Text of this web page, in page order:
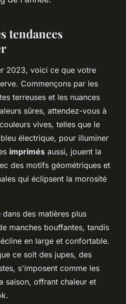
tendances
2023, voici ce que votre
Commençons par les
terreuses et les nuances
sûres, attendez-vous à
vives, telles que le
électrique, pour illuminer
imprimés aussi, jouent la
des motifs géométriques et
qui éclipsent la morosité
dans des matières plus
manches bouffantes, tandis
en large et confortable.
ce soit des jupes, des
s'imposent comme les
saison, offrant chaleur et